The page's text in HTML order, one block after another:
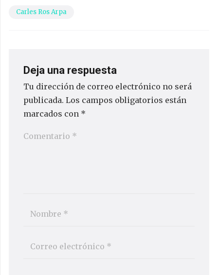
Carles Ros Arpa
Deja una respuesta
Tu dirección de correo electrónico no será
publicada. Los campos obligatorios están
marcados con *